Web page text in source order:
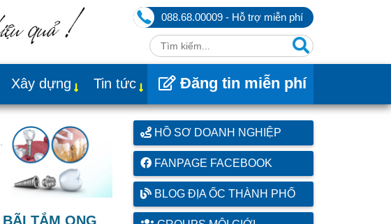
088.68.00009 - Hỗ trợ miễn phí
Xây dựng Tin tức Đăng tin miễn phí
TẮM ONG
HỒ SƠ DOANH NGHIỆP
FANPAGE FACEBOOK
BLOG ĐỊA ỐC THÀNH PHỐ